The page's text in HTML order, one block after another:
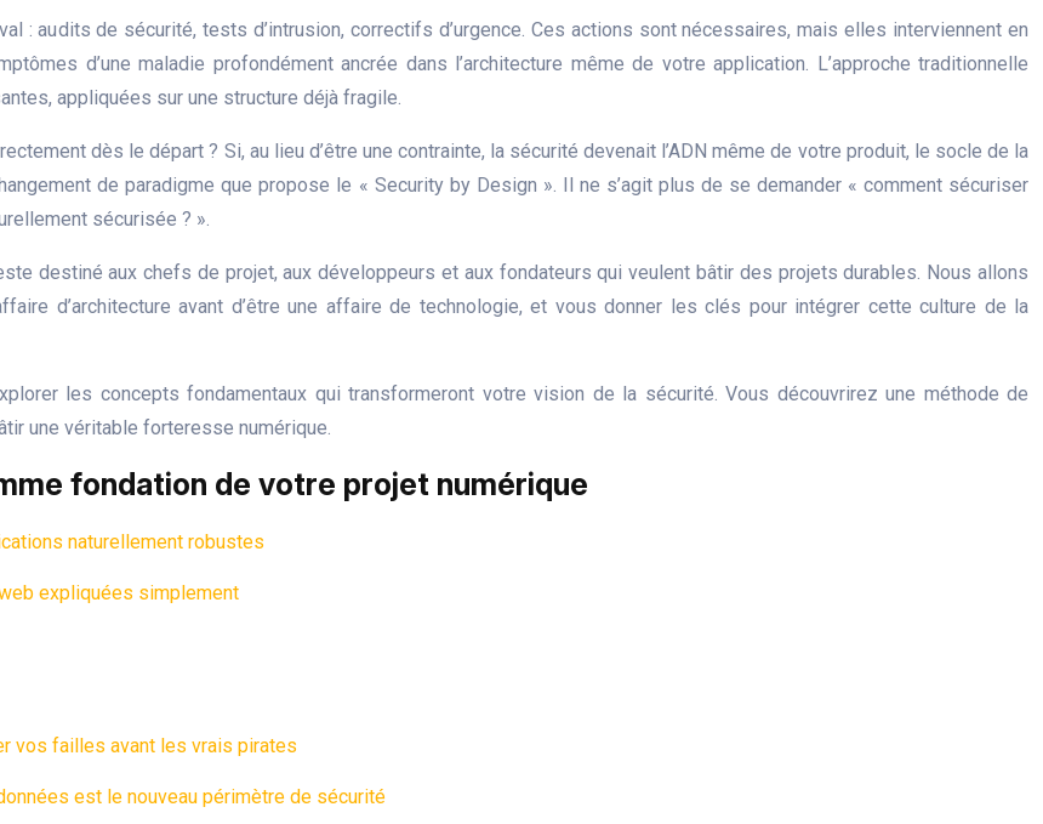
: audits de sécurité, tests d’intrusion, correctifs d’urgence. Ces actions sont nécessaires, mais elles interviennent en
d’une maladie profondément ancrée dans l’architecture même de votre application. L’approche traditionnelle
appliquées sur une structure déjà fragile.
dès le départ ? Si, au lieu d’être une contrainte, la sécurité devenait l’ADN même de votre produit, le socle de la
de paradigme que propose le « Security by Design ». Il ne s’agit plus de se demander « comment sécuriser
sécurisée ? ».
destiné aux chefs de projet, aux développeurs et aux fondateurs qui veulent bâtir des projets durables. Nous allons
d’architecture avant d’être une affaire de technologie, et vous donner les clés pour intégrer cette culture de la
les concepts fondamentaux qui transformeront votre vision de la sécurité. Vous découvrirez une méthode de
une véritable forteresse numérique.
fondation de votre projet numérique
naturellement robustes
expliquées simplement
vos failles avant les vrais pirates
est le nouveau périmètre de sécurité